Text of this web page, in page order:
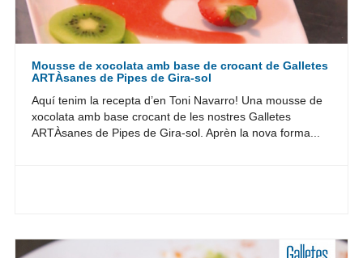
Mousse de xocolata amb base de crocant de Galletes
ARTÀsanes de Pipes de Gira-sol
Aquí tenim la recepta d’en Toni Navarro! Una mousse de
xocolata amb base crocant de les nostres Galletes
ARTÀsanes de Pipes de Gira-sol. Aprèn la nova forma...